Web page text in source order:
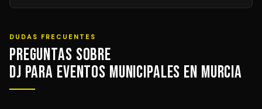
DUDAS FRECUENTES
Preguntas sobre
DJ para Eventos Municipales en Murcia